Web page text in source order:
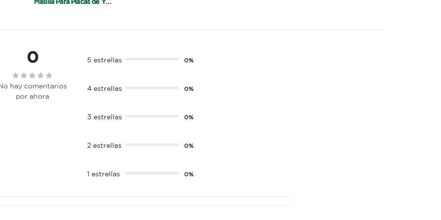
0
hay comentarios
por ahora
5 estrellas 0%
4 estrellas 0%
3 estrellas 0%
2 estrellas 0%
1 estrellas 0%